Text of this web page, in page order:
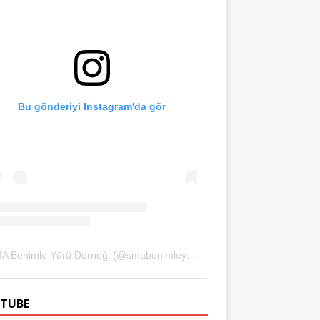
Bu gönderiyi Instagram'da gör
SMA Benimle Yürü Derneği (@smabenimleyuru)'in paylaştığı bir gönderi